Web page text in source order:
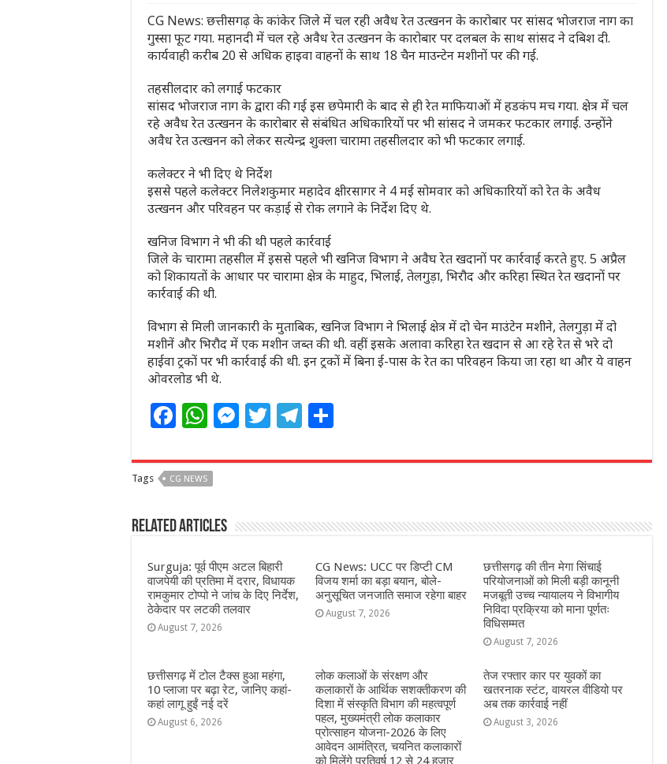
CG News: छत्तीसगढ़ के कांकेर जिले में चल रही अवैध रेत उत्खनन के कारोबार पर सांसद भोजराज नाग का
गुस्‍सा फूट गया. महानदी में चल रहे अवैध रेत उत्खनन के कारोबार पर दलबल के साथ सांसद ने दबिश दी.
कार्यवाही करीब 20 से अधिक हाइवा वाहनों के साथ 18 चैन माउन्‍टेन मशीनों पर की गई.
तहसीलदार को लगाई फटकार
सांसद भोजराज नाग के द्वारा की गई इस छपेमारी के बाद से ही रेत माफियाओं में हडकंप मच गया. क्षेत्र में चल
रहे अवैध रेत उत्खनन के कारोबार से सं‍बंधित अधिकारियों पर भी सांसद ने जमकर फटकार लगाई. उन्‍होंने
अवैध रेत उत्खनन को लेकर सत्येन्द्र शुक्ला चारामा तहसीलदार को भी फटकार लगाई.
कलेक्टर ने भी दिए थे निर्देश
इससे पहले कलेक्टर निलेशकुमार महादेव क्षीरसागर ने 4 मई सोमवार को अधिकारियों को रेत के अवैध
उत्खनन और परिवहन पर कड़ाई से रोक लगाने के निर्देश दिए थे.
खनिज विभाग ने भी की थी पहले कार्रवाई
जिले के चारामा तहसील में इससे पहले भी खनिज विभाग ने अवैघ रेत खदानों पर कार्रवाई करते हुए. 5 अप्रैल
को शिकायतों के आधार पर चारामा क्षेत्र के माहुद, भिलाई, तेलगुड़ा, भिरौद और करिहा स्थित रेत खदानों पर
कार्रवाई की थी.
विभाग से मिली जानकारी के मुताबिक, खनिज विभाग ने भिलाई क्षेत्र में दो चेन माउंटेन मशीने, तेलगुड़ा में दो
मशीनें और भिरौद में एक मशीन जब्त की थी. वहीं इसके अलावा कर‍िहा रेत खदान से आ रहे रेत से भरे दो
हाईवा ट्रकों पर भी कार्रवाई की थी. इन ट्रकों में बिना ई-पास के रेत का परिवहन किया जा रहा था और ये वाहन
ओवरलोड भी थे.
F
c
e
b
o
o
k
W
at
s
A
p
p
M
ss
n
g
e
r
T
itt
r
T
e
ra
m
ar
Tags CG NEWS
Related Articles
Surguja: पूर्व पीएम अटल बिहारी
वाजपेयी की प्रतिमा में दरार, विधायक
रामकुमार टोप्पो ने जांच के दिए निर्देश,
ठेकेदार पर लटकी तलवार
August 7, 2026
CG News: UCC पर डिप्टी CM
विजय शर्मा का बड़ा बयान, बोले-
अनुसूचित जनजाति समाज रहेगा बाहर
August 7, 2026
छत्तीसगढ़ की तीन मेगा सिंचाई
परियोजनाओं को मिली बड़ी कानूनी
मजबूती उच्च न्यायालय ने विभागीय
निविदा प्रक्रिया को माना पूर्णतः
विधिसम्मत
August 7, 2026
छत्तीसगढ़ में टोल टैक्स हुआ महंगा,
10 प्लाजा पर बढ़ा रेट, जानिए कहां-
कहां लागू हुईं नई दरें
August 6, 2026
लोक कलाओं के संरक्षण और
कलाकारों के आर्थिक सशक्तीकरण की
दिशा में संस्कृति विभाग की महत्वपूर्ण
पहल, मुख्यमंत्री लोक कलाकार
प्रोत्साहन योजना-2026 के लिए
आवेदन आमंत्रित, चयनित कलाकारों
को मिलेंगे प्रतिवर्ष 12 से 24 हजार
तेज रफ्तार कार पर युवकों का
खतरनाक स्टंट, वायरल वीडियो पर
अब तक कार्रवाई नहीं
August 3, 2026